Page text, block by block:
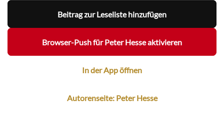
Beitrag zur Leseliste hinzufügen
Browser-Push für Peter Hesse aktivieren
In der App öffnen
Autorenseite: Peter Hesse